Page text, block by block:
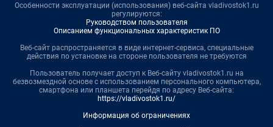
Особенности эксплуатации (использования) веб-сайта vladivostok1.ru
регулируются:
Руководством пользователя
Описанием функциональных характеристик ПО
Веб-сайт распространяется в виде интернет-сервиса, специальные
действия по установке на стороне пользователя не требуются
Пользователь получает доступ к Веб-сайту vladivostok1.ru на
безвозмездной основе с использованием персонального компьютера,
смартфона или планшета перейдя по адресу Веб-сайта:
https://vladivostok1.ru/
Информация об ограничениях